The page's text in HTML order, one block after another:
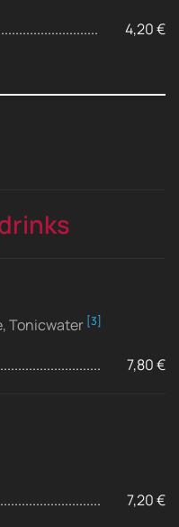
4,20 €
Tonicwater [3]
7,80 €
7,20 €